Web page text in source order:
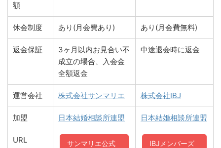
額
休会制度 あり(月会費あり) あり(月会費無料)
返金保証
3ヶ月以内お見合い不
成立の場合、入会金
全額返金
中途退会時に返金
運営会社 株式会社サンマリエ 株式会社IBJ
加盟 日本結婚相談所連盟 日本結婚相談所連盟
URL サンマリエ公式
IBJメンバーズ